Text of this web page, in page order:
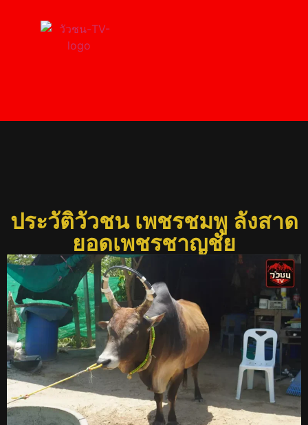
ประวัติวัวชน เพชรชมพู ลังสาด
ยอดเพชรชาญชัย